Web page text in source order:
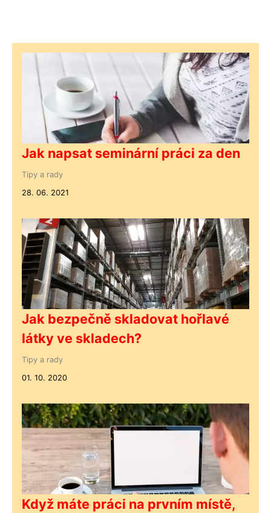
Jak napsat seminární práci za den
Tipy a rady
28. 06. 2021
Jak bezpečně skladovat hořlavé
látky ve skladech?
Tipy a rady
01. 10. 2020
Když máte práci na prvním místě,